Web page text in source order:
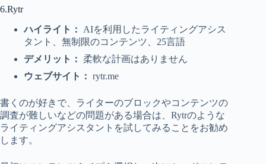
6.Rytr
ハイライト：
AIを利用したライティングアシス
タント、無制限のコンテンツ、25言語
デメリット： 柔軟な計画はありません
ウェブサイト： rytr.me
書くのが好きで、ライターのブロックやコンテンツの
調査が難しいなどの問題がある場合は、Rytrのような
ライティングアシスタントを試してみることをお勧め
します。